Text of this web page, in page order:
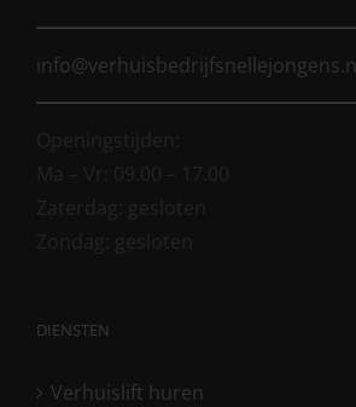
info@verhuisbedrijfsnellejongens.nl
DIENSTEN
Verhuislift huren